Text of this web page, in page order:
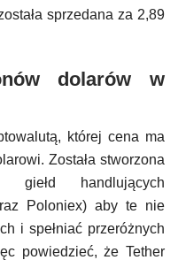
sprzedana za 2,89
dolarów w
której cena ma
Została stworzona
giełd handlujących
Poloniex) aby te nie
i spełniać przeróżnych
powiedzieć, że Tether